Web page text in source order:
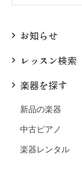
お知らせ
レッスン検索
楽器を探す
新品の楽器
中古ピアノ
楽器レンタル